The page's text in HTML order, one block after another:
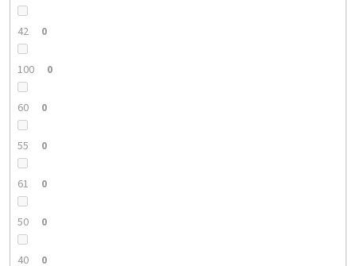
42 0
100 0
60 0
55 0
61 0
50 0
40 0